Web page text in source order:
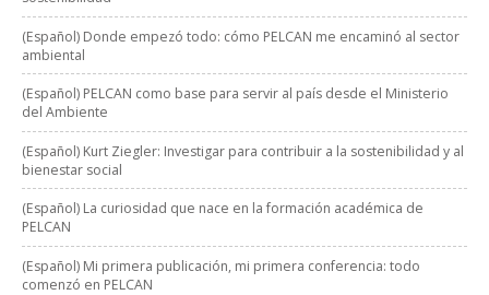
(Español) Donde empezó todo: cómo PELCAN me encaminó al sector
ambiental
(Español) PELCAN como base para servir al país desde el Ministerio
del Ambiente
(Español) Kurt Ziegler: Investigar para contribuir a la sostenibilidad y al
bienestar social
(Español) La curiosidad que nace en la formación académica de
PELCAN
(Español) Mi primera publicación, mi primera conferencia: todo
comenzó en PELCAN